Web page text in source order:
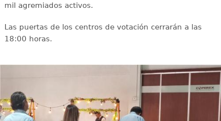
mil agremiados activos.
Las puertas de los centros de votación cerrarán a las
18:00 horas.